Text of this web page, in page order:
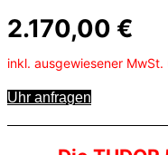
2.170,00 €
inkl. ausgewiesener
Uhr anfragen